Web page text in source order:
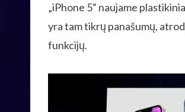
„iPhone 5“ naujame
yra tam tikrų panašumų,
funkcijų.